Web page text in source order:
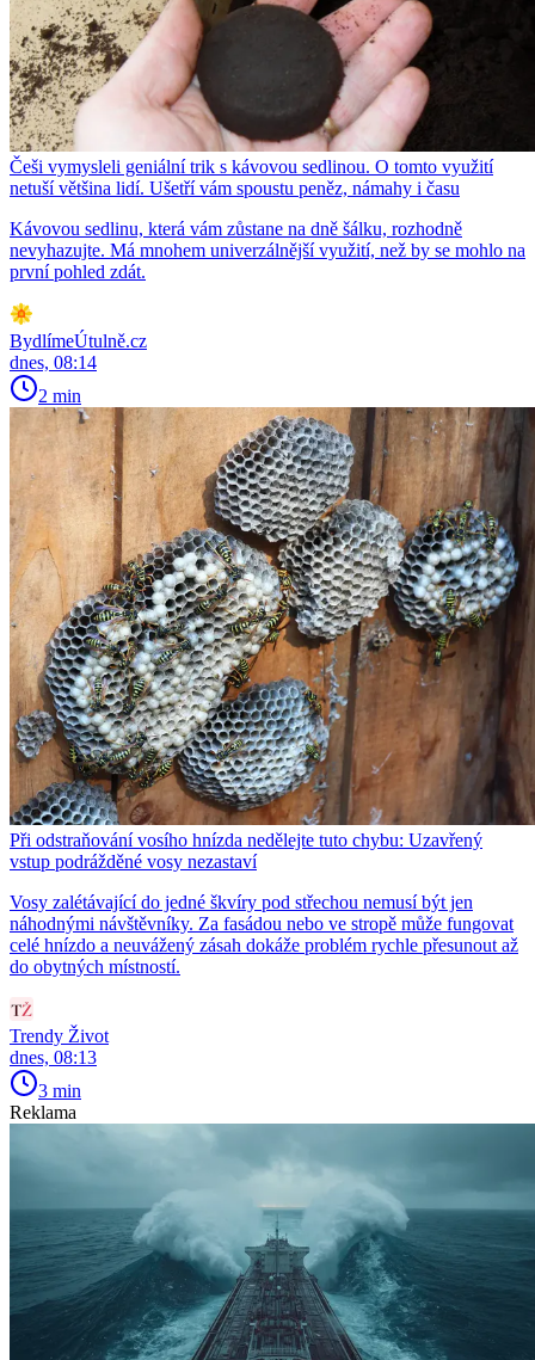
Češi vymysleli geniální trik s kávovou sedlinou. O tomto využití
netuší většina lidí. Ušetří vám spoustu peněz, námahy i času
Kávovou sedlinu, která vám zůstane na dně šálku, rozhodně
nevyhazujte. Má mnohem univerzálnější využití, než by se mohlo na
první pohled zdát.
BydlímeÚtulně.cz
dnes, 08:14
2 min
Při odstraňování vosího hnízda nedělejte tuto chybu: Uzavřený
vstup podrážděné vosy nezastaví
Vosy zalétávající do jedné škvíry pod střechou nemusí být jen
náhodnými návštěvníky. Za fasádou nebo ve stropě může fungovat
celé hnízdo a neuvážený zásah dokáže problém rychle přesunout až
do obytných místností.
Trendy Život
dnes, 08:13
3 min
Reklama